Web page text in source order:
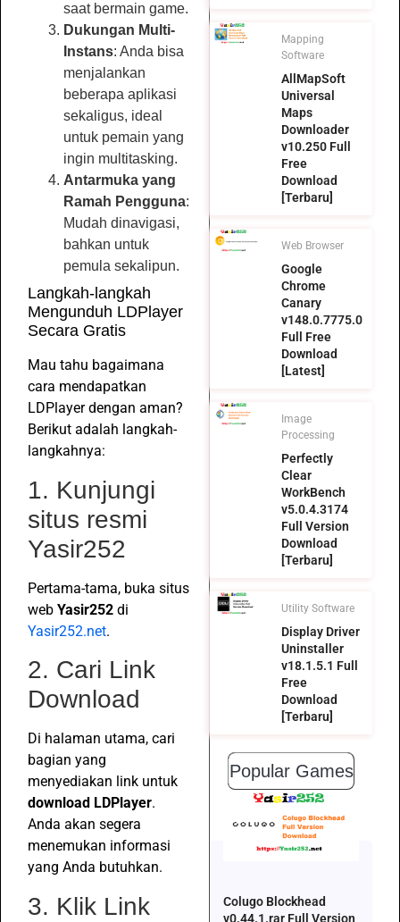
saat bermain game.
Dukungan Multi-
Instans: Anda bisa
menjalankan
beberapa aplikasi
sekaligus, ideal
untuk pemain yang
ingin multitasking.
Antarmuka yang
Ramah Pengguna:
Mudah dinavigasi,
bahkan untuk
pemula sekalipun.
Langkah-langkah
Mengunduh LDPlayer
Secara Gratis
Mau tahu bagaimana
cara mendapatkan
LDPlayer dengan aman?
Berikut adalah langkah-
langkahnya:
1. Kunjungi
situs resmi
Yasir252
Pertama-tama, buka situs
web Yasir252 di
Yasir252.net.
2. Cari Link
Download
Di halaman utama, cari
bagian yang
menyediakan link untuk
download LDPlayer.
Anda akan segera
menemukan informasi
yang Anda butuhkan.
3. Klik Link
Mapping
Software
AllMapSoft
Universal
Maps
Downloader
v10.250 Full
Free
Download
[Terbaru]
Web Browser
Google
Chrome
Canary
v148.0.7775.0
Full Free
Download
[Latest]
Image
Processing
Perfectly
Clear
WorkBench
v5.0.4.3174
Full Version
Download
[Terbaru]
Utility Software
Display Driver
Uninstaller
v18.1.5.1 Full
Free
Download
[Terbaru]
Popular Games
Colugo Blockhead
v0.44.1.rar Full Version